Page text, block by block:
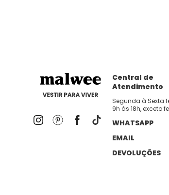
Central de
Atendimento
Segunda à Sexta
9h às 18h, exceto
WHATSAPP
EMAIL
DEVOLUÇÕES